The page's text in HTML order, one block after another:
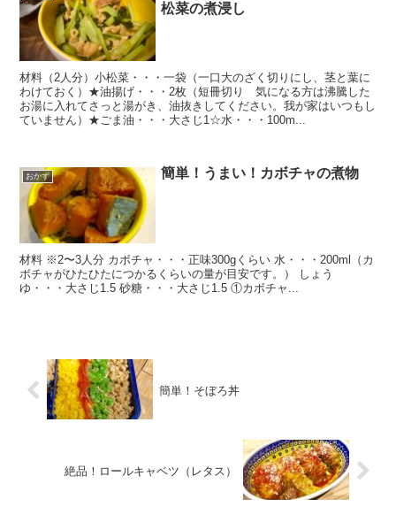
松菜の煮浸し
材料（2人分）小松菜・・・一袋（一口大のざく切りにし、茎と葉に
わけておく）★油揚げ・・・2枚（短冊切り 気になる方は沸騰した
お湯に入れてさっと湯がき、油抜きしてください。我が家はいつもし
ていません）★ごま油・・・大さじ1☆水・・・100m...
おかず 簡単！うまい！カボチャの煮物
材料 ※2〜3人分 カボチャ・・・正味300gくらい 水・・・200ml（カ
ボチャがひたひたにつかるくらいの量が目安です。） しょう
ゆ・・・大さじ1.5 砂糖・・・大さじ1.5 ①カボチャ...
簡単！そぼろ丼
絶品！ロールキャベツ（レタス）